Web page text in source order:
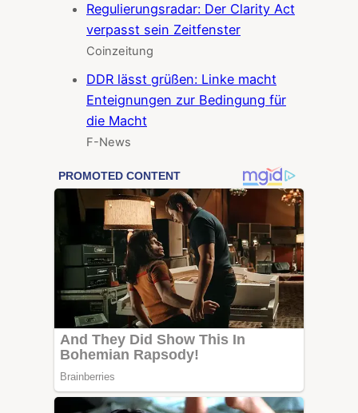
Regulierungsradar: Der Clarity Act
verpasst sein Zeitfenster
Coinzeitung
DDR lässt grüßen: Linke macht
Enteignungen zur Bedingung für
die Macht
F-News